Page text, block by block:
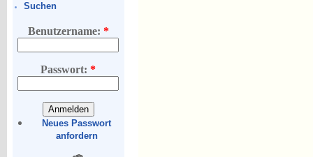
Suchen
Benutzername: *
Passwort:*
Neues Passwort
anfordern